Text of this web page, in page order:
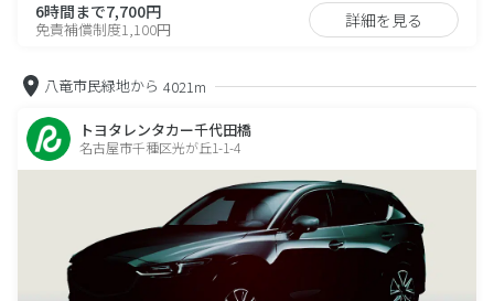
6時間まで7,700円
免責補償制度1,100円 詳細を見る
八竜市民緑地から 4021m
トヨタレンタカー千代田橋
名古屋市千種区光が丘1-1-4